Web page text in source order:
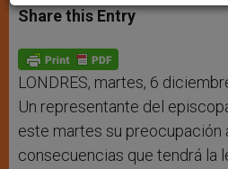
t
s
p
p
s
e
g
e
r
e
b
o
k
t r
Share this Entry
LONDRES, martes, 6
Un representante del
este martes su preocupación
consecuencias que tendrá la